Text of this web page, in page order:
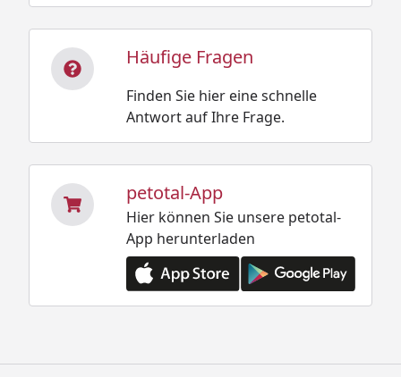
Häufige Fragen
Finden Sie hier eine schnelle
Antwort auf Ihre Frage.
petotal-App
Hier können Sie unsere petotal-
App herunterladen